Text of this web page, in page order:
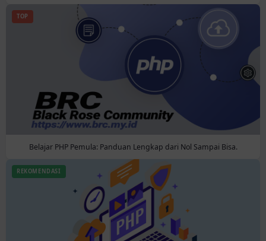
TOP
Belajar PHP Pemula: Panduan Lengkap dari Nol Sampai Bisa.
REKOMENDASI